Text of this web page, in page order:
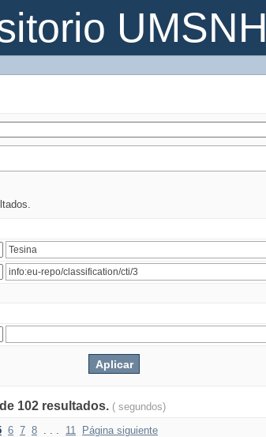
UMSNH
102 resultados. ( segundos)
6 7 8 . . . 11 Página siguiente